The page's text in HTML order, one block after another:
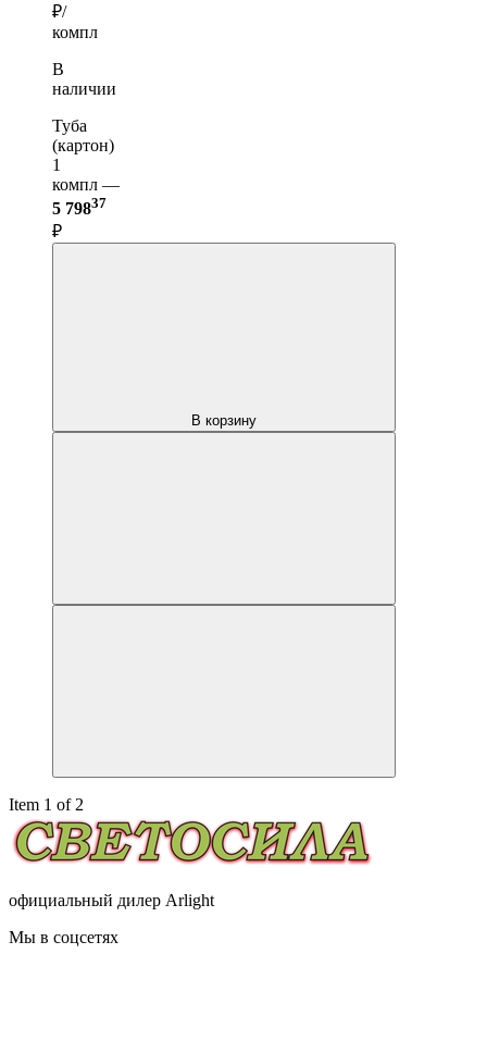
₽/
компл
В
наличии
Туба
(картон)
1
компл —
5 79837
₽
В корзину
Item 1 of 2
официальный дилер Arlight
Мы в соцсетях